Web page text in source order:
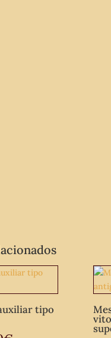
tipo